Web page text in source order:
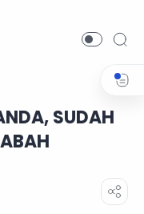
SUDAH